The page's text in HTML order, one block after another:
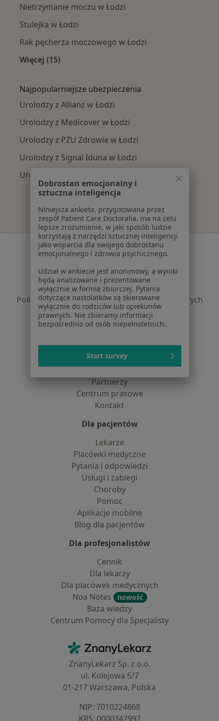
Nietrzymanie moczu w Łodzi
Stulejka w Łodzi
Rak pęcherza moczowego w Łodzi
Więcej (15)
Najpopularniejsze ubezpieczenia
Urolodzy z Allianz w Łodzi
Urolodzy z Medicover w Łodzi
Urolodzy z PZU Zdrowie w Łodzi
Urolodzy z Signal Iduna w Łodzi
Urolodzy z Compensa w Łodzi
Serwis
Polityka prywatności pacjentów
Polityka prywatności profesjonalistów
Polityka prywatności dla profesjonalistów, których
dane pozyskaliśmy samodzielnie
Polityka cookies
Dostępność
O nas
Praca
Partnerzy
Centrum prasowe
Kontakt
Dla pacjentów
Lekarze
Placówki medyczne
Pytania i odpowiedzi
Usługi i zabiegi
Choroby
Pomoc
Aplikacje mobilne
Blog dla pacjentów
Dla profesjonalistów
Cennik
Dla lekarzy
Dla placówek medycznych
Noa Notes
nowość
Baza wiedzy
Centrum Pomocy dla Specjalisty
ZnanyLekarz - Strona główna
ZnanyLekarz Sp. z o.o.
ul. Kolejowa 5/7
01-217 Warszawa, Polska
NIP: ⁠7010224868
KRS: ⁠0000347997
Dobrostan emocjonalny i
sztuczna inteligencja
Niniejsza ankieta, przygotowana przez
zespół Patient Care Doctoralia, ma na celu
lepsze zrozumienie, w jaki sposób ludzie
korzystają z narzędzi sztucznej inteligencji
jako wsparcia dla swojego dobrostanu
emocjonalnego i zdrowia psychicznego.
Udział w ankiecie jest anonimowy, a wyniki
będą analizowane i prezentowane
wyłącznie w formie zbiorczej. Pytania
dotyczące nastolatków są skierowane
wyłącznie do rodziców lub opiekunów
prawnych. Nie zbieramy informacji
bezpośrednio od osób niepełnoletnich.
Start survey